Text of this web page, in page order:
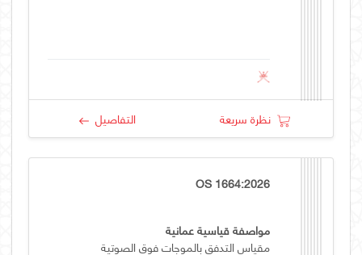
نظرة سريعة التفاصيل
OS 1664:2026
مواصفة قياسية عمانية
مقياس التدفق بالموجات فوق الصوتية